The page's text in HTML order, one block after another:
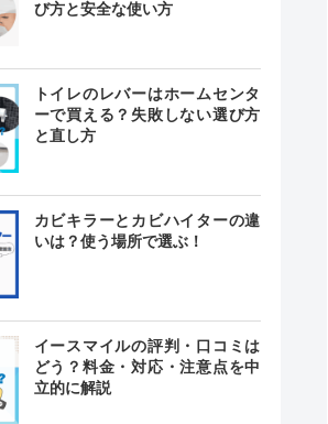
び方と安全な使い方
トイレのレバーはホームセンタ
ーで買える？失敗しない選び方
と直し方
カビキラーとカビハイターの違
いは？使う場所で選ぶ！
イースマイルの評判・口コミは
どう？料金・対応・注意点を中
立的に解説